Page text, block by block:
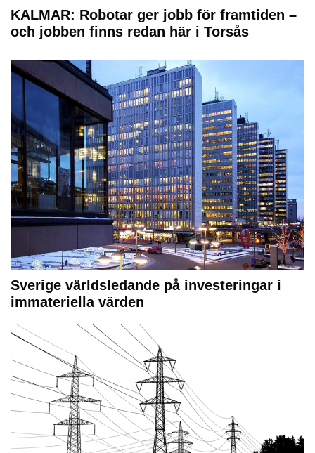
KALMAR: Robotar ger jobb för framtiden –
och jobben finns redan här i Torsås
Sverige världsledande på investeringar i
immateriella värden